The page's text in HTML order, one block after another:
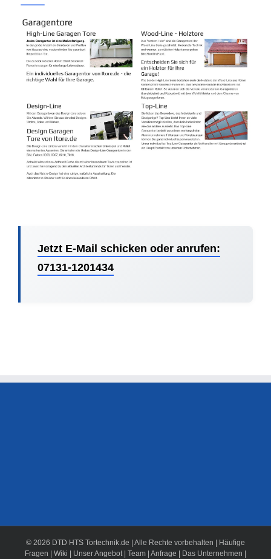
Jetzt E-Mail schicken oder anrufen:
07131-1201434
© 2026 DTD HTS Tortechnik.de | Alle Rechte vorbehalten | Häufige
Fragen | Wiki | Unser Angebot| Team | Anfrage | Das Unternehmen |